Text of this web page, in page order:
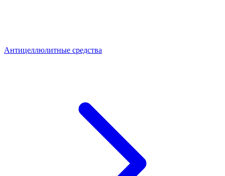
Антицеллюлитные средства